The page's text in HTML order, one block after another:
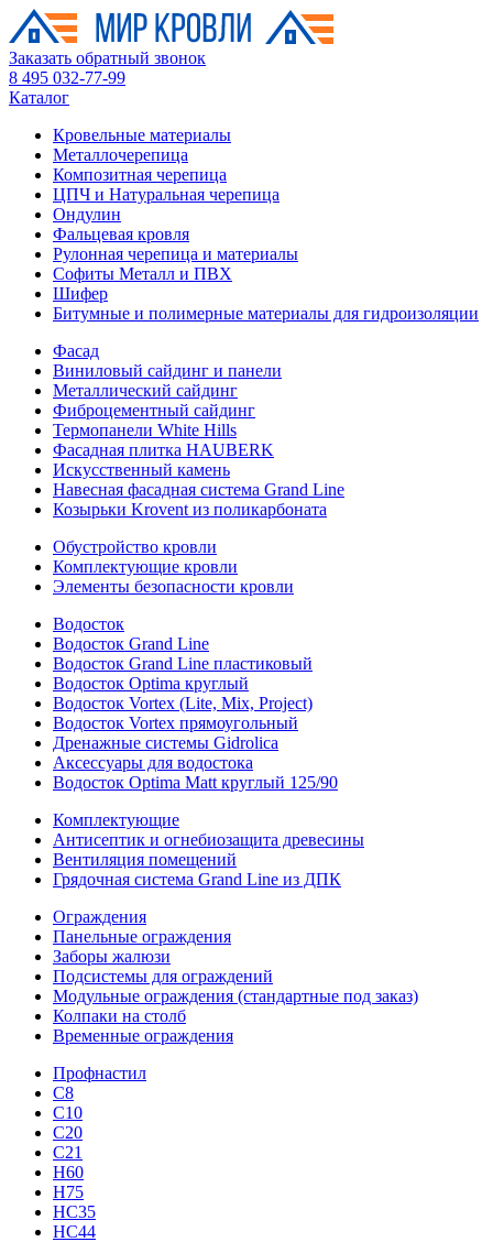
Заказать обратный звонок
8 495 032-77-99
Каталог
Кровельные материалы
Металлочерепица
Композитная черепица
ЦПЧ и Натуральная черепица
Ондулин
Фальцевая кровля
Рулонная черепица и материалы
Софиты Металл и ПВХ
Шифер
Битумные и полимерные материалы для гидроизоляции
Фасад
Виниловый сайдинг и панели
Металлический сайдинг
Фиброцементный сайдинг
Термопанели White Hills
Фасадная плитка HAUBERK
Искусственный камень
Навесная фасадная система Grand Line
Козырьки Krovent из поликарбоната
Обустройство кровли
Комплектующие кровли
Элементы безопасности кровли
Водосток
Водосток Grand Line
Водосток Grand Line пластиковый
Водосток Optima круглый
Водосток Vortex (Lite, Mix, Project)
Водосток Vortex прямоугольный
Дренажные системы Gidrolica
Аксессуары для водостока
Водосток Optima Matt круглый 125/90
Комплектующие
Антисептик и огнебиозащита древесины
Вентиляция помещений
Грядочная система Grand Line из ДПК
Ограждения
Панельные ограждения
Заборы жалюзи
Подсистемы для ограждений
Модульные ограждения (стандартные под заказ)
Колпаки на столб
Временные ограждения
Профнастил
С8
С10
С20
С21
H60
H75
HС35
НС44